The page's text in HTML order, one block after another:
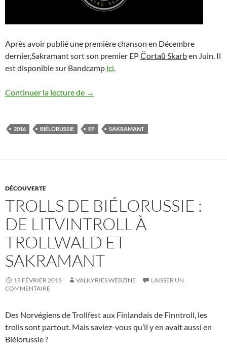
Après avoir publié une première chanson en Décembre
dernier,Sakramant sort son premier EPČortaŭ Skarben Juin. Il
est disponible sur Bandcamp ici.
Continuer la lecture de Sakramant – Čortaŭ Skarb FR
→
2016 BIÉLORUSSIE EP SAKRAMANT
DÉCOUVERTE
TROLLS DE BIÉLORUSSIE :
DE LITVINTROLL À
TROLLWALD ET
SAKRAMANT
18 FÉVRIER 2016 VALKYRIES WEBZINE
LAISSER UN
COMMENTAIRE
Des Norvégiens de Trollfest aux Finlandais de Finntroll, les
trolls sont partout. Mais saviez-vous qu’il y en avait aussi en
Biélorussie ?